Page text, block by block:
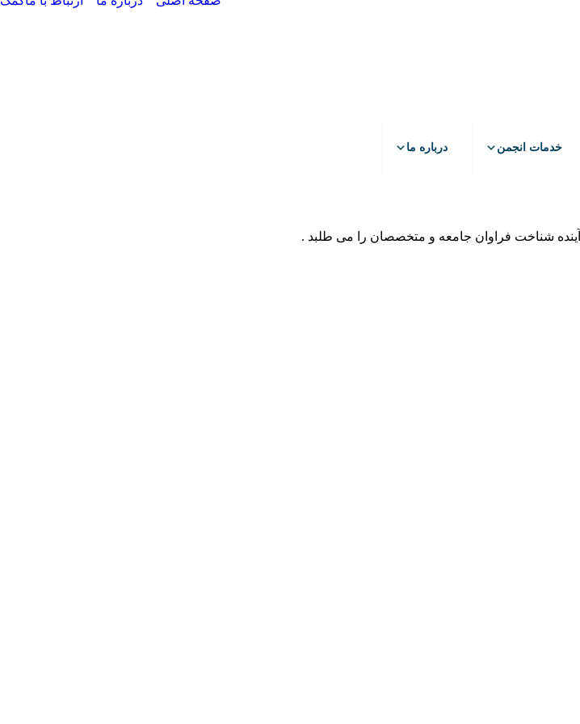
خدمات انجمن درباره ما
شناخت فراوان جامعه و متخصصان را می طلبد .